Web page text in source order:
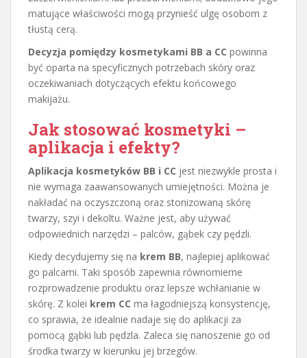
matujące właściwości mogą przynieść ulgę osobom z
tłustą cerą.
Decyzja pomiędzy kosmetykami BB a CC powinna
być oparta na specyficznych potrzebach skóry oraz
oczekiwaniach dotyczących efektu końcowego
makijażu.
Jak stosować kosmetyki –
aplikacja i efekty?
Aplikacja kosmetyków BB i CC jest niezwykle prosta i
nie wymaga zaawansowanych umiejętności. Można je
nakładać na oczyszczoną oraz stonizowaną skórę
twarzy, szyi i dekoltu. Ważne jest, aby używać
odpowiednich narzędzi – palców, gąbek czy pędzli.
Kiedy decydujemy się na krem BB, najlepiej aplikować
go palcami. Taki sposób zapewnia równomierne
rozprowadzenie produktu oraz lepsze wchłanianie w
skórę. Z kolei krem CC ma łagodniejszą konsystencję,
co sprawia, że idealnie nadaje się do aplikacji za
pomocą gąbki lub pędzla. Zaleca się nanoszenie go od
środka twarzy w kierunku jej brzegów.